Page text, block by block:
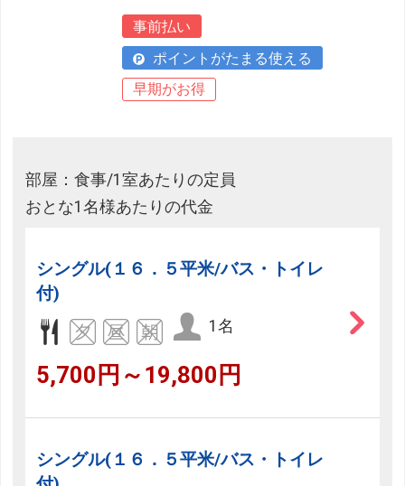
事前払い
ポイントがたまる使える
早期がお得
部屋：食事/1室あたりの定員
おとな1名様あたりの代金
シングル(１６．５平米/バス・トイレ
付)
1名
5,700円～19,800円
シングル(１６．５平米/バス・トイレ